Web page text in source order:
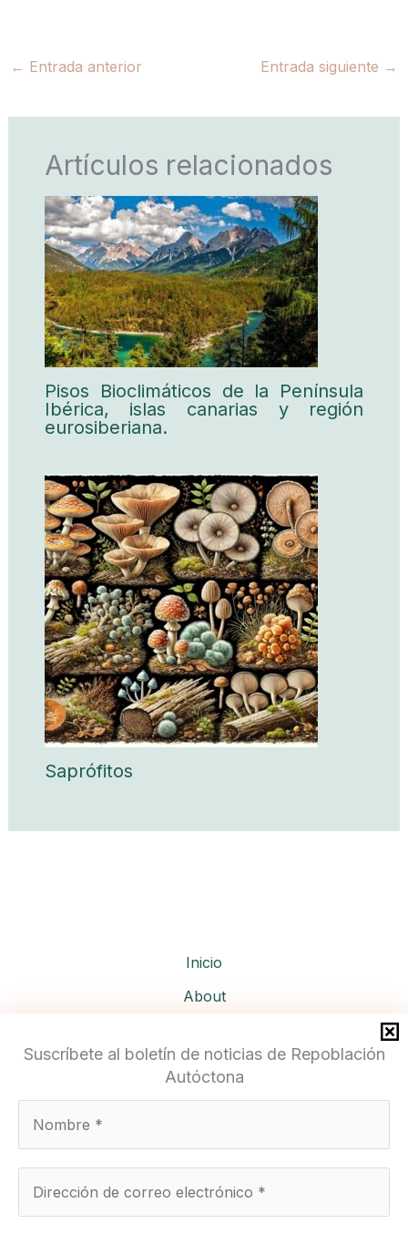
Suscríbete al boletín de noticias de Repoblación
Autóctona
← Entrada anterior Entrada siguiente →
Artículos relacionados
Pisos Bioclimáticos de la Península
Ibérica, islas canarias y región
eurosiberiana.
Saprófitos
Inicio
About